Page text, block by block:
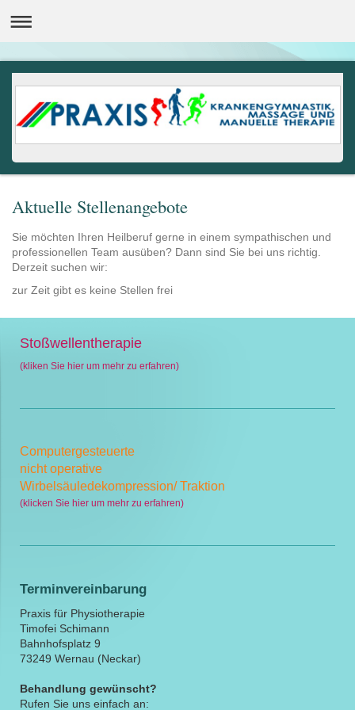
Aktuelle Stellenangebote
Sie möchten Ihren Heilberuf gerne in einem sympathischen und
professionellen Team ausüben? Dann sind Sie bei uns richtig.
Derzeit suchen wir:
zur Zeit gibt es keine Stellen frei
Stoßwellentherapie
(kliken Sie hier um mehr zu erfahren)
Computergesteuerte
nicht operative
Wirbelsäuledekompression/ Traktion
(klicken Sie hier um mehr zu erfahren)
Terminvereinbarung
Praxis für Physiotherapie
Timofei Schimann
Bahnhofsplatz 9
73249 Wernau (Neckar)
Behandlung gewünscht?
Rufen Sie uns einfach an: